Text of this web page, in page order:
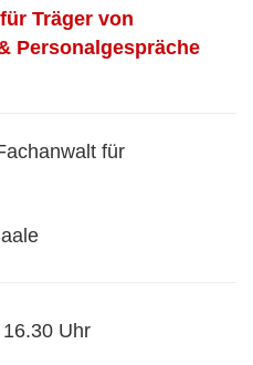
Träger von
Personalgespräche
für
Uhr